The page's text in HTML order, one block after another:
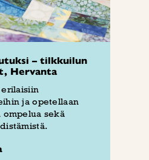
– tilkkuilun
Hervanta
erilaisiin
ja opetellaan
sekä